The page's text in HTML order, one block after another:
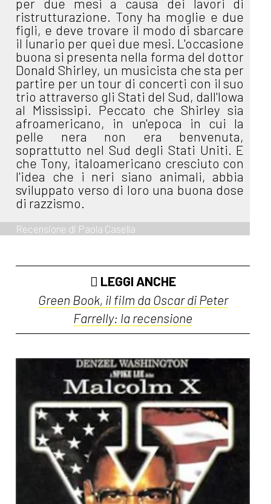
per due mesi a causa dei lavori di
ristrutturazione. Tony ha moglie e due
figli, e deve trovare il modo di sbarcare
il lunario per quei due mesi. L'occasione
buona si presenta nella forma del dottor
Donald Shirley, un musicista che sta per
partire per un tour di concerti con il suo
trio attraverso gli Stati del Sud, dall'Iowa
al Mississipi. Peccato che Shirley sia
afroamericano, in un'epoca in cui la
pelle nera non era benvenuta,
soprattutto nel Sud degli Stati Uniti. E
che Tony, italoamericano cresciuto con
l'idea che i neri siano animali, abbia
sviluppato verso di loro una buona dose
di razzismo.
Recensione di Paola Casella
LEGGI ANCHE
Green Book, il film da Oscar di Peter
Farrelly: la recensione